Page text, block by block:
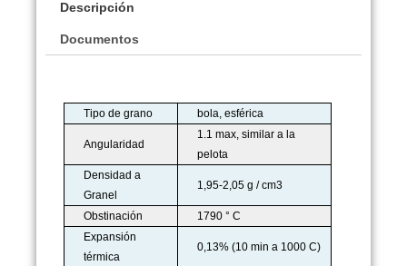
Descripción
Documentos
Tipo de grano bola, esférica
Angularidad
1.1 max, similar a la
pelota
Densidad a
Granel
1,95-2,05 g / cm3
Obstinación
1790 ° C
Expansión
térmica
0,13% (10 min a 1000 C)